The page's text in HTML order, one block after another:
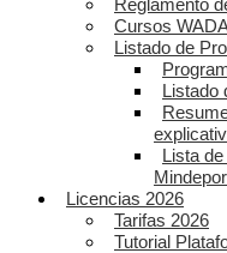
Reglamento
Cursos
Listado de
Listado
Lista
Licencias 2026
Tarifas 2026
Tutorial